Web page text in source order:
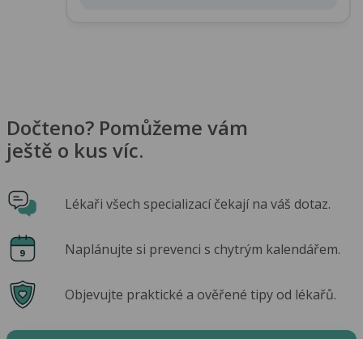
Dočteno? Pomůžeme vám
ještě o kus víc.
Lékaři všech specializací čekají na váš dotaz.
Naplánujte si prevenci s chytrým kalendářem.
Objevujte praktické a ověřené tipy od lékařů.